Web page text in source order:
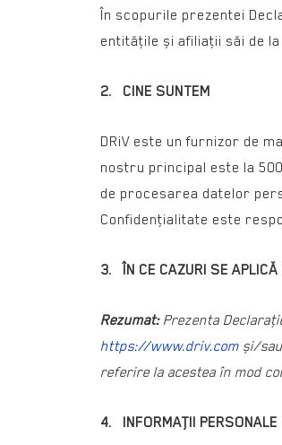
În scopurile prezentei
entităţile și afiliaţii săi de la
2. CINE SUNTEM
DRiV este un furnizor de
nostru principal este la
de procesarea datelor
Confidenţialitate este
3. ÎN CE CAZURI SE APLICĂ
Rezumat: Prezenta
https://www.driv.com și/
referire la acestea în mod
4. INFORMAŢII PERSONALE